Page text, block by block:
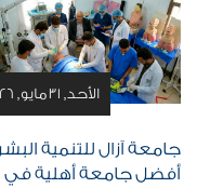
الأحد, 31 مايو, 2026
جامعة آزال للتنمية
أفضل جامعة أهلية في